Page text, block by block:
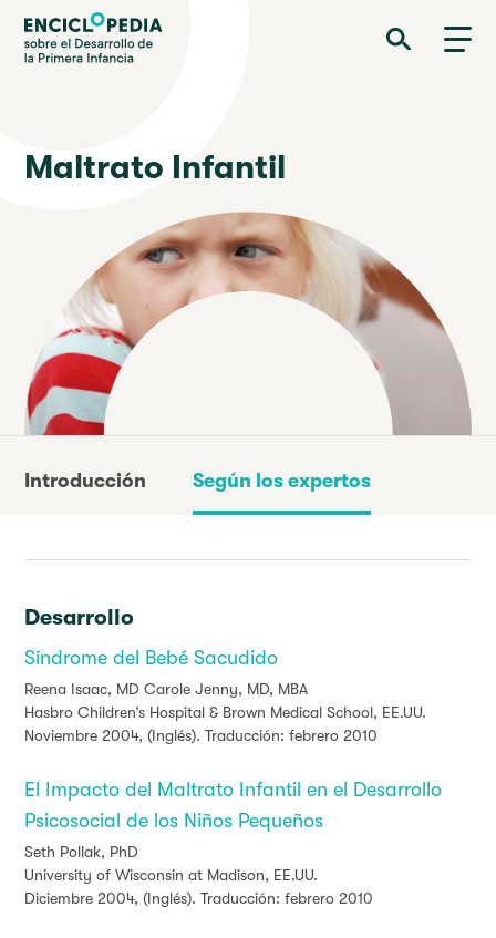
Pasar
contenido
Enciclopedia sobre el Desarrollo de la Primera Infancia
Maltrato Infantil
Introducción Según los expertos
Desarrollo
Síndrome del Bebé Sacudido
Reena Isaac, MD Carole Jenny, MD, MBA
Hasbro Children’s Hospital & Brown Medical School, EE.UU.
Noviembre 2004, (Inglés). Traducción: febrero 2010
El Impacto del Maltrato Infantil en el Desarrollo
Psicosocial de los Niños Pequeños
Seth Pollak, PhD
University of Wisconsin at Madison, EE.UU.
Diciembre 2004, (Inglés). Traducción: febrero 2010